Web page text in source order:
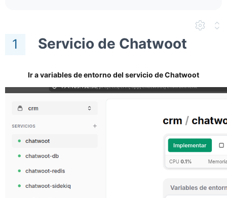
1 Servicio de Chatwoot
Ir a variables de entorno del servicio de Chatwoot